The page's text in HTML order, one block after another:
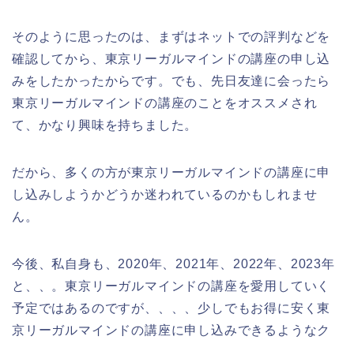
そのように思ったのは、まずはネットでの評判などを
確認してから、東京リーガルマインドの講座の申し込
みをしたかったからです。でも、先日友達に会ったら
東京リーガルマインドの講座のことをオススメされ
て、かなり興味を持ちました。
だから、多くの方が東京リーガルマインドの講座に申
し込みしようかどうか迷われているのかもしれませ
ん。
今後、私自身も、2020年、2021年、2022年、2023年
と、、。東京リーガルマインドの講座を愛用していく
予定ではあるのですが、、、、少しでもお得に安く東
京リーガルマインドの講座に申し込みできるようなク